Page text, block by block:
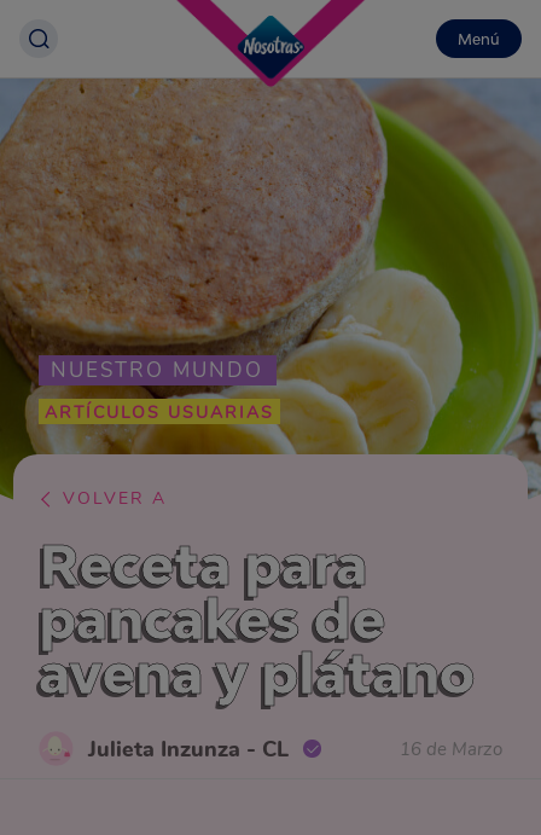
Menú
NUESTRO MUNDO
ARTÍCULOS USUARIAS
VOLVER A
Receta para
pancakes de
avena y plátano
Julieta Inzunza - CL 16 de Marzo